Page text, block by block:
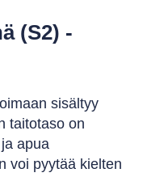
(S2) -
sisältyy
taitotaso on
apua
voi pyytää kielten